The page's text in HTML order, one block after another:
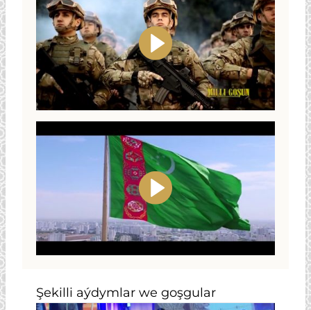
Şekilli aýdymlar we goşgular